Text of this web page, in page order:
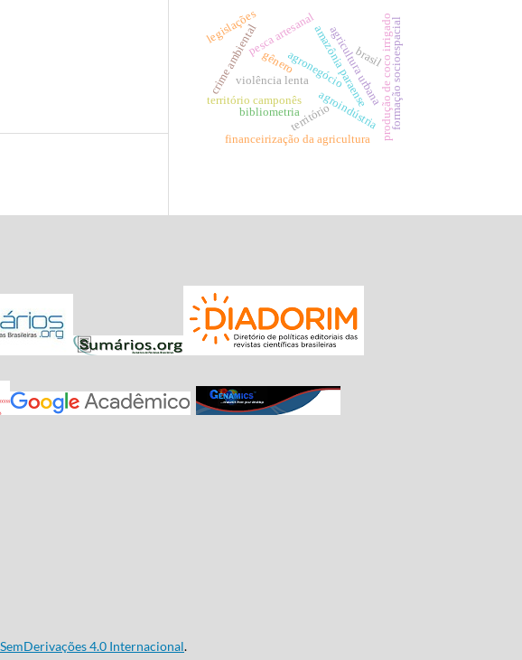
território camponês
violência lenta
agroindústria
amazônia paraense
crime ambiental
território
gênero
pesca artesanal produção de coco irrigado
bibliometria formação socioespacial
financeirização da agricultura
agronegócioagricultura urbana
legislações
brasil
4.0 Internacional.